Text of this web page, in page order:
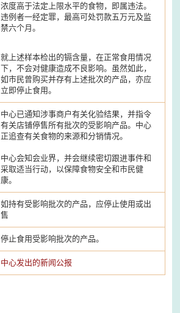
浓度高于法定上限水平的食物，即属违法。
违例者一经定罪，最高可处罚款五万元及监
禁六个月。
就上述样本检出的镉含量，在正常食用情况
下，不会对健康造成不良影响。虽然如此，
如市民曾购买并存有上述批次的产品，亦应
立即停止食用。
中心已通知涉事商户有关化验结果，并指令
有关店铺停售所有批次的受影响产品。中心
正追查有关食物的来源和分销情况。
中心会知会业界，并会继续密切跟进事件和
采取适当行动，以保障食物安全和市民健
康。
如持有受影响批次的产品，应停止使用或出
售
停止食用受影响批次的产品。
中心发出的新闻公报